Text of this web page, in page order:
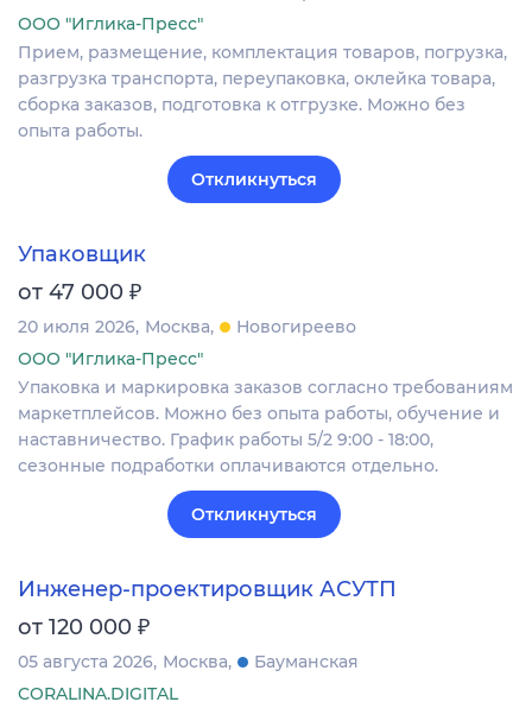
ООО "Иглика-Пресс"
Прием, размещение, комплектация товаров, погрузка,
разгрузка транспорта, переупаковка, оклейка товара,
сборка заказов, подготовка к отгрузке. Можно без
опыта работы.
Откликнуться
Упаковщик
от 47 000 ₽
20 июля 2026 Москва
Новогиреево
ООО "Иглика-Пресс"
Упаковка и маркировка заказов согласно требованиям
маркетплейсов. Можно без опыта работы, обучение и
наставничество. График работы 5/2 9:00 - 18:00,
сезонные подработки оплачиваются отдельно.
Откликнуться
Инженер-проектировщик АСУТП
от 120 000 ₽
05 августа 2026 Москва
Бауманская
CORALINA.DIGITAL